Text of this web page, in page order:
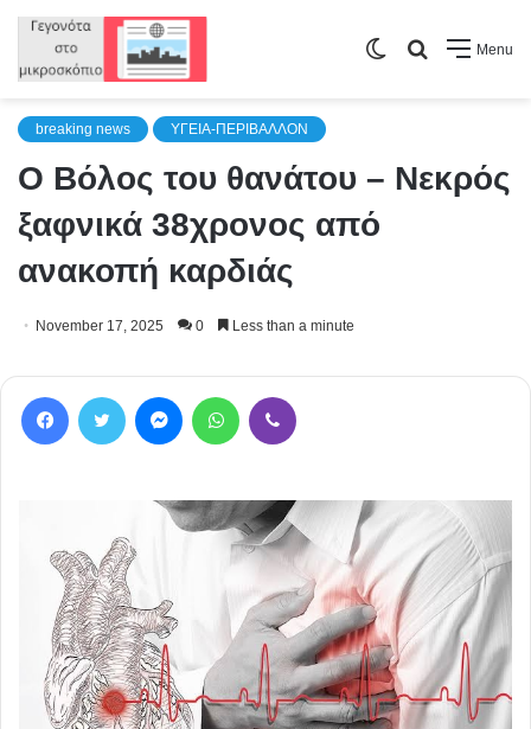
Menu
Search
Switch
breaking news ΥΓΕΙΑ-ΠΕΡΙΒΑΛΛΟΝ
Ο Βόλος του θανάτου – Νεκρός
ξαφνικά 38χρονος από
ανακοπή καρδιάς
November 17, 2025 0 Less than a minute
Facebook Twitter MessengerWhatsApp